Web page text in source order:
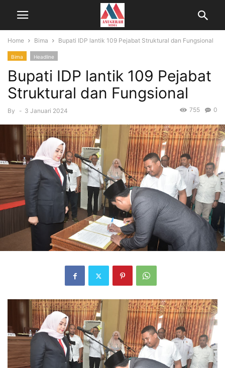
Home Bima Bupati IDP lantik 109 Pejabat Struktural dan Fungsional
Bima Headline
Bupati IDP lantik 109 Pejabat
Struktural dan Fungsional
By - 3 Januari 2024 0
755